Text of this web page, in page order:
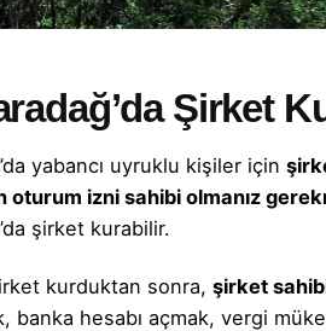
Şirket
yabancı uyruklu kişiler için
oturum izni sahibi olmanız
şirket kurabilir.
kurduktan sonra,şirket
banka hesabı açmak, vergi